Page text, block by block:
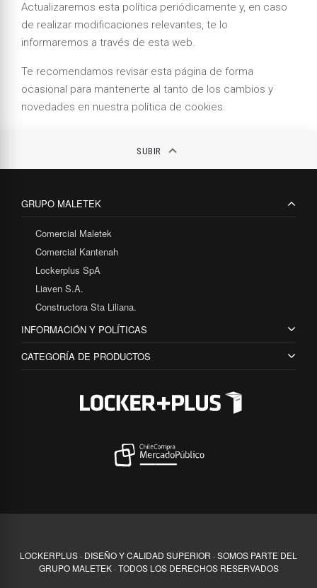
Actualizaremos esta política periódicamente y, en caso
de realizar modificaciones relevantes, te lo
informaremos a través de esta web.
Te recomendamos revisar esta página de forma
ocasional para mantenerte al tanto de los cambios y
novedades en nuestra política de cookies.
SUBIR keyboard_arrow_up
GRUPO MALETEK
Comercial Maletek
Comercial Kantenah
Lockerplus SpA
Liaven S.A.
Constructora Sta Liliana.
INFORMACIÓN Y POLÍTICAS
CATEGORÍA DE PRODUCTOS
LOCKERPLUS · DISEÑO Y CALIDAD SUPERIOR · SOMOS PARTE DEL
GRUPO MALETEK · TODOS LOS DERECHOS RESERVADOS